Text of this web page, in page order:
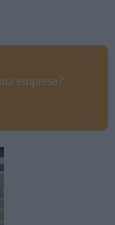
empresa?